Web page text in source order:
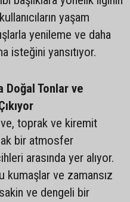
yaşam
yenileme ve daha
isteğini yansıtıyor.
Doğal Tonlar ve
toprak ve kiremit
bir atmosfer
arasında yer alıyor.
kumaşlar ve zamansız
ve dengeli bir